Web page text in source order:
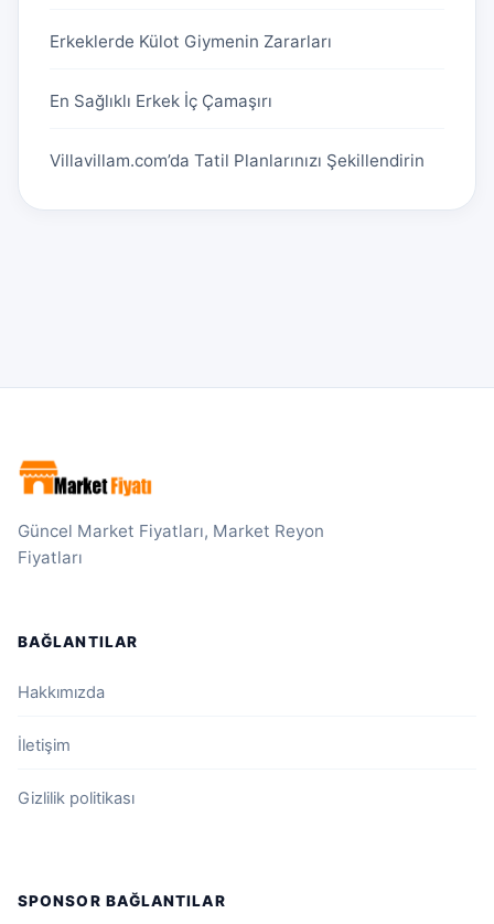
Erkeklerde Külot Giymenin Zararları
En Sağlıklı Erkek İç Çamaşırı
Villavillam.com’da Tatil Planlarınızı Şekillendirin
Güncel Market Fiyatları, Market Reyon
Fiyatları
BAĞLANTILAR
Hakkımızda
İletişim
Gizlilik politikası
SPONSOR BAĞLANTILAR